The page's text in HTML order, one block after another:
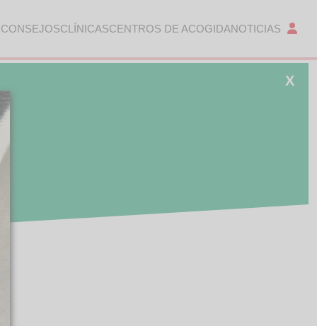
CLÍNICASCENTROS DE ACOGIDANOTICIAS
X